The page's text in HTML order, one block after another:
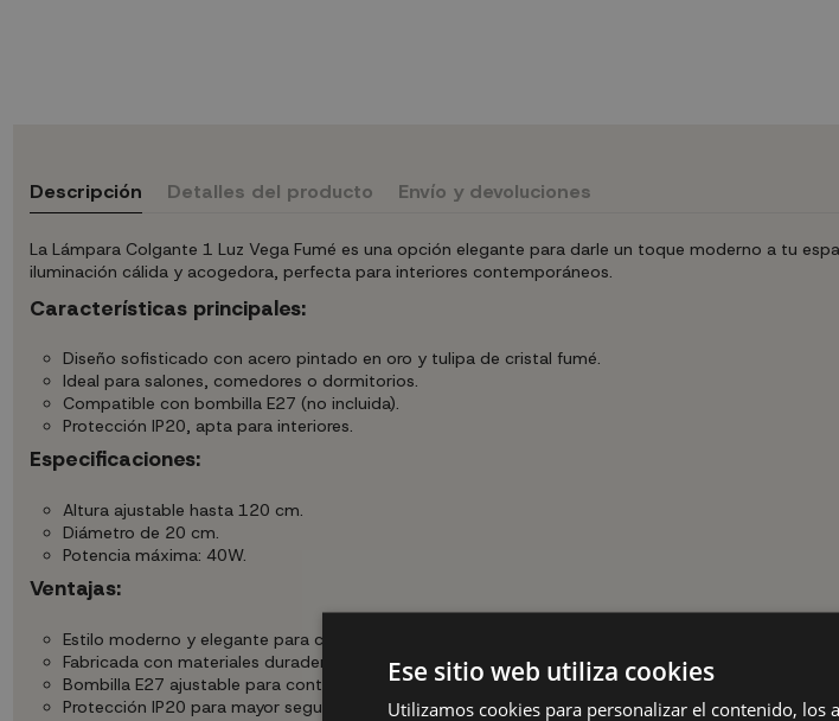
Descripción Detalles del producto Envío y devoluciones
La Lámpara Colgante 1 Luz Vega Fumé es una opción elegante para darle un toque moderno a tu
iluminación cálida y acogedora, perfecta para interiores contemporáneos.
Características principales:
Diseño sofisticado con acero pintado en oro y tulipa de cristal fumé.
Ideal para salones, comedores o dormitorios.
Compatible con bombilla E27 (no incluida).
Protección IP20, apta para interiores.
Especificaciones:
Altura ajustable hasta 120 cm.
Diámetro de 20 cm.
Potencia máxima: 40W.
Ventajas:
Estilo moderno y elegante para cualquier habitación.
Fabricada con materiales duraderos.
Bombilla E27 ajustable para controlar la intensidad de la luz.
Protección IP20 para mayor seguridad.
Ese sitio web utiliza cookies
Utilizamos cookies para personalizar el contenido, los